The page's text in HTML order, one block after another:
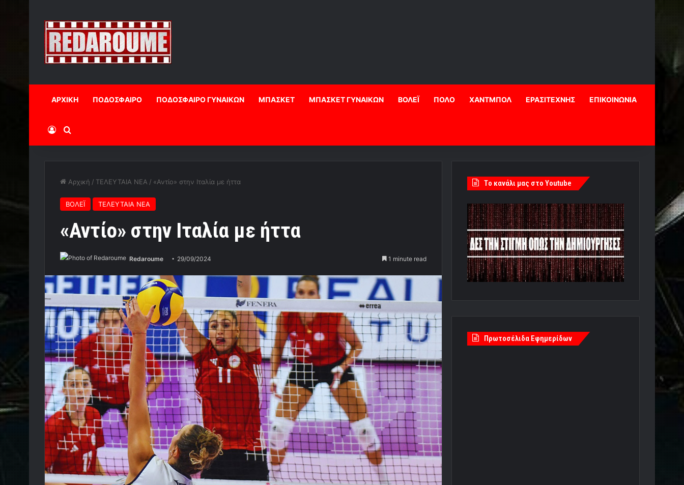
ΑΡΧΙΚΗ ΠΟΔΟΣΦΑΙΡΟ ΠΟΔΟΣΦΑΙΡΟ ΓΥΝΑΙΚΩΝ ΜΠΑΣΚΕΤ ΜΠΑΣΚΕΤ ΓΥΝΑΙΚΩΝ ΒΟΛΕΪ ΠΟΛΟ ΧΑΝΤΜΠΟΛ ΕΡΑΣΙΤΕΧΝΗΣ ΕΠΙΚΟΙΝΩΝΙΑ
Log InΑναζήτηση
Αρχική / ΤΕΛΕΥΤΑΙΑ ΝΕΑ / «Αντίο» στην Ιταλία με ήττα
ΒΟΛΕΪ ΤΕΛΕΥΤΑΙΑ ΝΕΑ
«Αντίο» στην Ιταλία με ήττα
Redaroume 29/09/2024 1 minute read
Tο κανάλι μας στο Youtube
Πρωτοσέλιδα Εφημερίδων